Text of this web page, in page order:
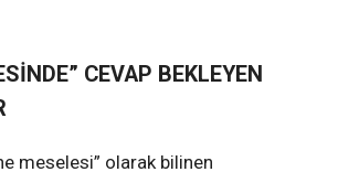
CEVAP BEKLEYEN
meselesi” olarak bilinen